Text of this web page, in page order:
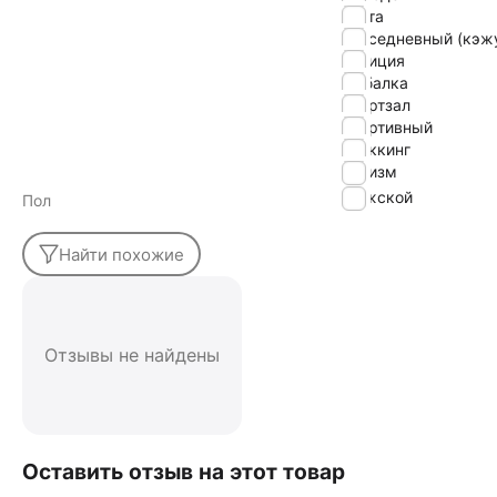
охота
повседневный
полиция
рыбалка
спортзал
спортивный
треккинг
туризм
Пол
Мужской
Найти похожие
Отзывы не найдены
Оставить отзыв на этот товар